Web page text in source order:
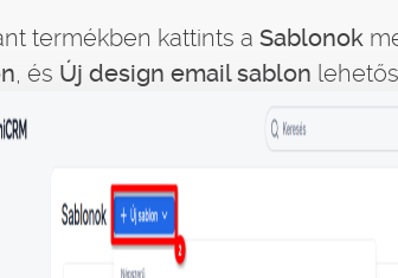
termékben kattints a Sablonok
, és Új design email sablon